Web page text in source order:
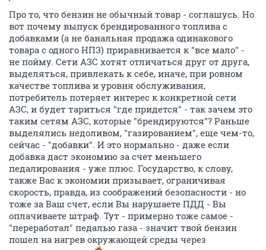
Про то, что бензин не обычный товар - соглашусь. Но
вот почему выпуск брендированного топлива с
добавками (а не банальная продажа одинакового
товара с одного НПЗ) приравнивается к "все мало" -
не пойму. Сети АЗС хотят отличаться друг от друга,
выделяться, привлекать к себе, иначе, при ровном
качестве топлива и уровня обслуживания,
потребитель потеряет интерес к конкретной сети
АЗС, и будет тариться "где придется" - так зачем это
таким сетям АЗС, которые "брендируются"? Раньше
выделялись недоливом, "газированием", еще чем-то,
сейчас - "добавки". И это нормально - даже если
добавка даст экономию за счет меньшего
педалирования - уже плюс. Государство, к слову,
также Вас к экономии призывает, ограничивая
скорость, правда, из соображений безопасности - но
тоже за Ваш счет, если Вы нарушаете ПДД - Вы
оплачиваете штраф. Тут - примерно тоже самое -
"переработал" педалью газа - значит твой бензин
пошел на нагрев окружающей среды через